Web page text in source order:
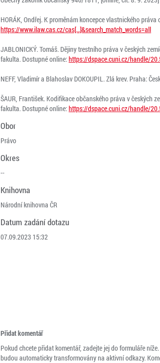
HORÁK, Ondřej. K proměnám koncepce vlastnického
https://www.ilaw.cas.cz/cas[…]&search_match_words=all
JABLONICKÝ. Tomáš. Dějiny trestního práva v českých
fakulta. Dostupné online:https://dspace.cuni.cz/handle/
NEFF, Vladimír a Blahoslav DOKOUPIL. Zlá krev. Praha:
ŠAUR, František. Kodifikace občanského práva v českých
fakulta. Dostupné online:https://dspace.cuni.cz/handle/
Obor
Právo
Okres
--
Knihovna
Národní knihovna ČR
Datum zadání dotazu
07.09.2023 15:32
Přidat komentář
Pokud chcete přidat komentář, zadejte jej do formuláře
budou automaticky transformovány na aktivní odkazy.